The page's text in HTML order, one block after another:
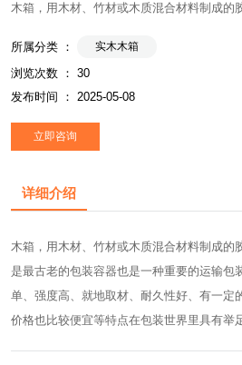
木箱，用木材、竹材或木质混合材料制成的
所属分类 ： 实木木箱
浏览次数 ： 30
发布时间 ： 2025-05-08
立即咨询
详细介绍
木箱 ，用木材、竹材或木质混合材料制成的
是最古老的包装容器也是一种重要的运输包
单、强度高、就地取材、耐久性好、有一定
价格也比较便宜等特点在包装世界里具有举